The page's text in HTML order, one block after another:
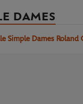
DAMES
Simple Dames Roland